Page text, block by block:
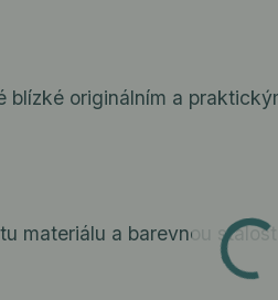
originálním a
materiálu a barevnou